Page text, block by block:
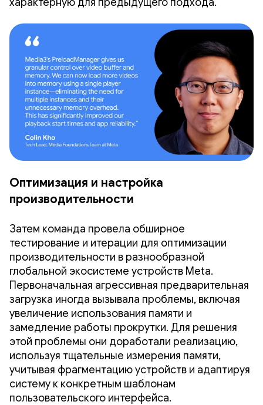
Оптимизация и настройка
производительности
Затем команда провела обширное
тестирование и итерации для оптимизации
производительности в разнообразной
глобальной экосистеме устройств Meta.
Первоначальная агрессивная предварительная
загрузка иногда вызывала проблемы, включая
увеличение использования памяти и
замедление работы прокрутки. Для решения
этой проблемы они доработали реализацию,
используя тщательные измерения памяти,
учитывая фрагментацию устройств и адаптируя
систему к конкретным шаблонам
пользовательского интерфейса.